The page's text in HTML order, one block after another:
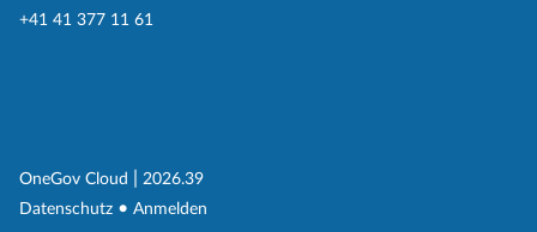
+41 41 377 11 61
OneGov Cloud (External Link)
2026.39
Datenschutz (External Link)
Anmelden